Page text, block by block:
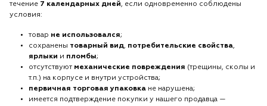
течение 7 календарных дней, если одновременно соблюдены
условия:
товар не использовался;
сохранены товарный вид, потребительские свойства,
ярлыки и пломбы;
отсутствуют механические повреждения (трещины, сколы и
т.п.) на корпусе и внутри устройства;
первичная торговая упаковка не нарушена;
имеется подтверждение покупки у нашего продавца —